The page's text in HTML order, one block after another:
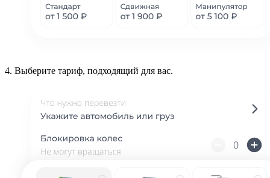
4. Выберите тариф, подходящий для вас.